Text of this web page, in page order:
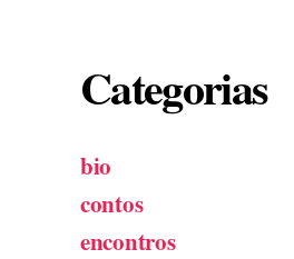
Categorias
bio
contos
encontros